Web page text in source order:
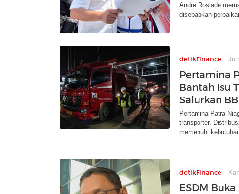
Andre Rosiade
disebabkan
detikFinance
Pertamina
Bantah Isu
Salurkan
Pertamina Patra
transporter.
memenuhi
detikFinance
ESDM